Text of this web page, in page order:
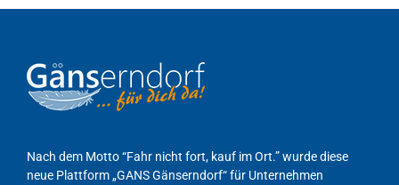
Nach dem Motto “Fahr nicht fort, kauf im Ort.” wurde diese
neue Plattform „GANS Gänserndorf“ für Unternehmen